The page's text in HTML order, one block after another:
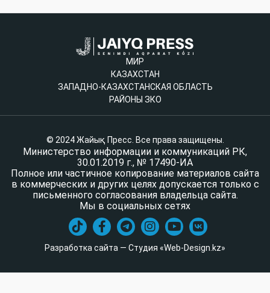
МИР
КАЗАХСТАН
ЗАПАДНО-КАЗАХСТАНСКАЯ ОБЛАСТЬ
РАЙОНЫ ЗКО
© 2024 Жайық Пресс. Все права защищены.
Министерство информации и коммуникаций РК,
30.01.2019 г., № 17490-ИА
Полное или частичное копирование материалов сайта
в коммерческих и других целях допускается только с
письменного согласования владельца сайта.
Мы в социальных сетях
Разработка сайта — Студия «Web-Design.kz»